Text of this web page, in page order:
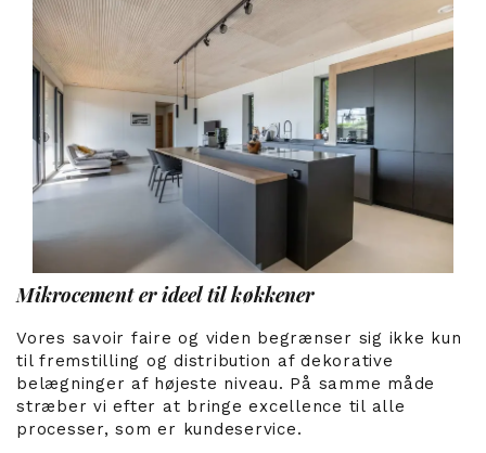
Mikrocement er ideel til køkkener
Vores savoir faire og viden begrænser sig ikke kun
til fremstilling og distribution af dekorative
belægninger af højeste niveau. På samme måde
stræber vi efter at bringe excellence til alle
processer, som er kundeservice.